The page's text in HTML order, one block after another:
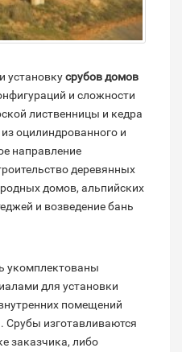
установкусрубов домов
и сложности
лиственницы и кедра
оцилиндрованного и
направление
деревянных
домов, альпийских
и возведение бань
укомплектованы
для установки
помещений
Срубы изготавливаются
заказчика, либо